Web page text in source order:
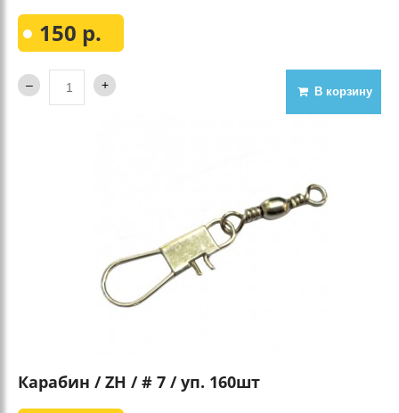
150 р.
В корзину
Карабин / ZH / # 7 / уп. 160шт